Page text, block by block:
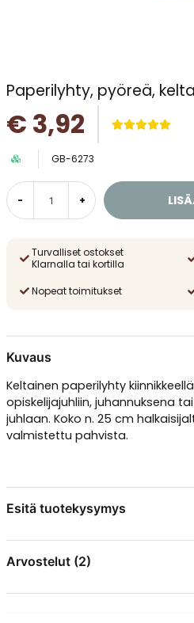
Paperilyhty, pyöreä,
€ 3,92
GB-6273
- +
Turvalliset ostokset
Klarnalla tai kortilla
Nopeat toimitukset
Kuvaus
Keltainen paperilyhty
opiskelijajuhliin, juhannuksena
juhlaan. Koko n. 25 cm
valmistettu pahvista.
Esitä tuotekysymys
Kysy meiltä jotain tästä
Arvostelut (2)